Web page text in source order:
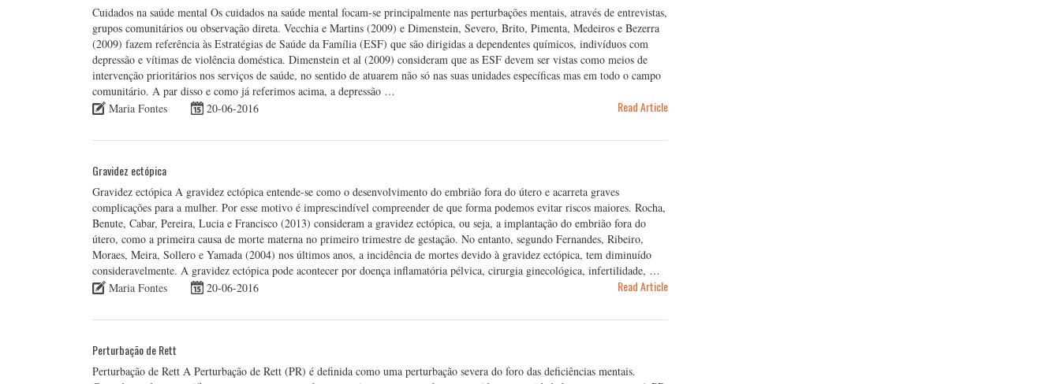
Cuidados na saúde mental Os cuidados na saúde mental focam-se principalmente nas perturbações mentais, através de entrevistas,
grupos comunitários ou observação direta. Vecchia e Martins (2009) e Dimenstein, Severo, Brito, Pimenta, Medeiros e Bezerra
(2009) fazem referência às Estratégias de Saúde da Família (ESF) que são dirigidas a dependentes químicos, indivíduos com
depressão e vítimas de violência doméstica. Dimenstein et al (2009) consideram que as ESF devem ser vistas como meios de
intervenção prioritários nos serviços de saúde, no sentido de atuarem não só nas suas unidades específicas mas em todo o campo
comunitário. A par disso e como já referimos acima, a depressão …
Maria Fontes
20-06-2016 Read Article
Gravidez ectópica
Gravidez ectópica A gravidez ectópica entende-se como o desenvolvimento do embrião fora do útero e acarreta graves
complicações para a mulher. Por esse motivo é imprescindível compreender de que forma podemos evitar riscos maiores. Rocha,
Benute, Cabar, Pereira, Lucia e Francisco (2013) consideram a gravidez ectópica, ou seja, a implantação do embrião fora do
útero, como a primeira causa de morte materna no primeiro trimestre de gestação. No entanto, segundo Fernandes, Ribeiro,
Moraes, Meira, Sollero e Yamada (2004) nos últimos anos, a incidência de mortes devido à gravidez ectópica, tem diminuído
consideravelmente. A gravidez ectópica pode acontecer por doença inflamatória pélvica, cirurgia ginecológica, infertilidade, …
Maria Fontes
20-06-2016 Read Article
Perturbação de Rett
Perturbação de Rett A Perturbação de Rett (PR) é definida como uma perturbação severa do foro das deficiências mentais.